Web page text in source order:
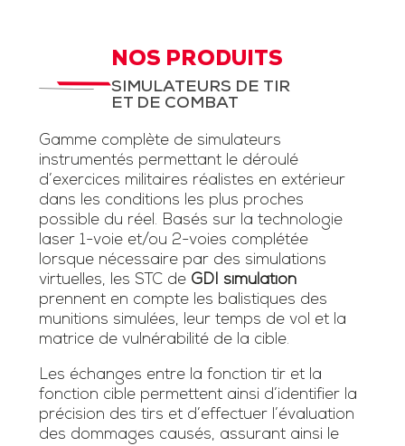
NOS PRODUITS
SIMULATEURS DE TIR
ET DE COMBAT
Gamme complète de simulateurs
instrumentés permettant le déroulé
d’exercices militaires réalistes en extérieur
dans les conditions les plus proches
possible du réel. Basés sur la technologie
laser 1-voie et/ou 2-voies complétée
lorsque nécessaire par des simulations
virtuelles, les STC de GDI simulation
prennent en compte les balistiques des
munitions simulées, leur temps de vol et la
matrice de vulnérabilité de la cible.
Les échanges entre la fonction tir et la
fonction cible permettent ainsi d’identifier la
précision des tirs et d’effectuer l’évaluation
des dommages causés, assurant ainsi le